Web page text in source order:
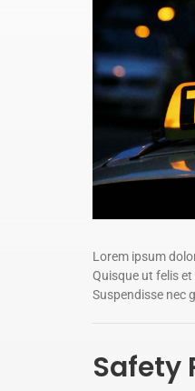
Lorem ipsum
Quisque ut felis
Suspendisse nec
Safety